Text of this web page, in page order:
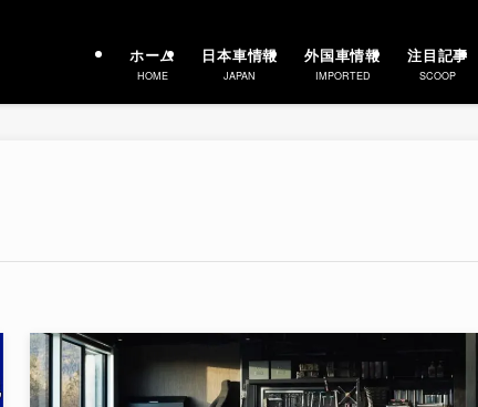
ホーム
HOME
日本車情報
JAPAN
外国車情報
IMPORTED
注目記事
SCOOP